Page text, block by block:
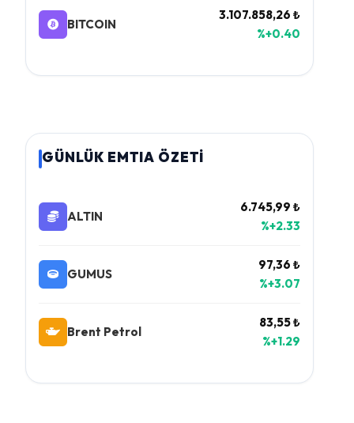
BITCOIN
3.107.858,26 ₺
%+0.40
GÜNLÜK EMTIA ÖZETİ
ALTIN
6.745,99 ₺
%+2.33
GUMUS
97,36 ₺
%+3.07
Brent Petrol
83,55 ₺
%+1.29